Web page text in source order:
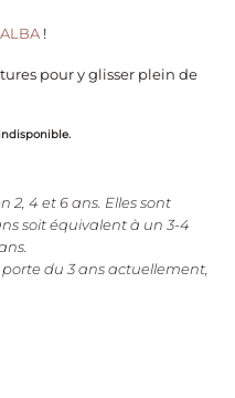
!
pour y glisser plein de
2, 4 et 6 ans. Elles sont
soit équivalent à un 3-4
du 3 ans actuellement,